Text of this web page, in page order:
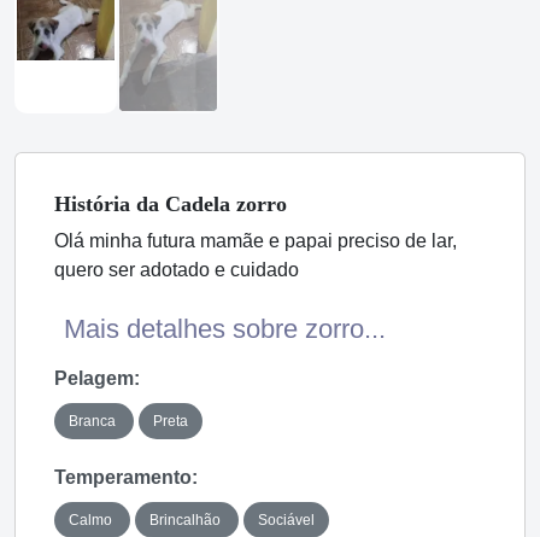
História da Cadela zorro
Olá minha futura mamãe e papai preciso de lar,
quero ser adotado e cuidado
Mais detalhes sobre zorro...
Pelagem:
Branca Preta
Temperamento:
Calmo Brincalhão Sociável